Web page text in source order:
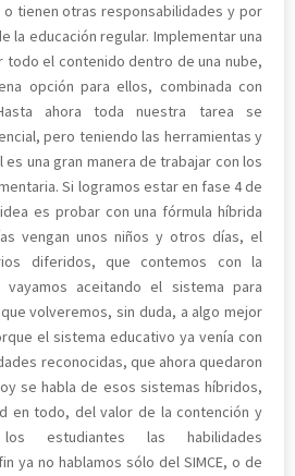
tienen otras responsabilidades y por
la educación regular. Implementar una
el contenido dentro de una nube,
opción para ellos, combinada con
ahora toda nuestra tarea se
pero teniendo las herramientas y
una gran manera de trabajar con los
Si logramos estar en fase 4 de
es probar con una fórmula híbrida
vengan unos niños y otros días, el
diferidos, que contemos con la
aceitando el sistema para
volveremos, sin duda, a algo mejor
el sistema educativo ya venía con
reconocidas, que ahora quedaron
se habla de esos sistemas híbridos,
en todo, del valor de la contención y
estudiantes las habilidades
ya no hablamos sólo del SIMCE, o de